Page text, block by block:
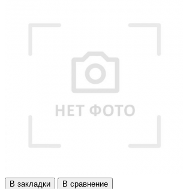
В закладки В сравнение